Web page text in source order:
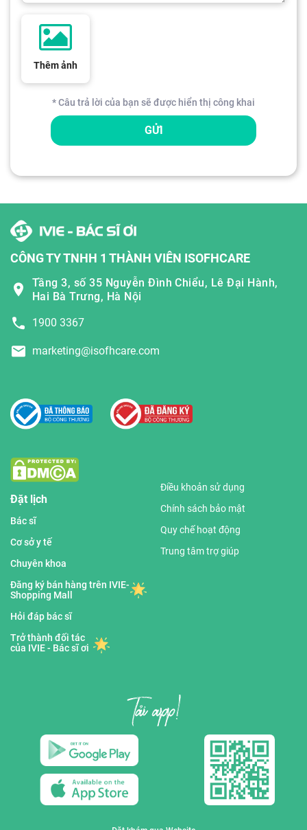
Thêm ảnh
* Câu trả lời của bạn sẽ được hiển thị công khai
GỬI
CÔNG TY TNHH 1 THÀNH VIÊN ISOFHCARE
Tầng 3, số 35 Nguyễn Đình Chiểu, Lê Đại Hành,
Hai Bà Trưng, Hà Nội
1900 3367
marketing@isofhcare.com
Đặt lịch
Bác sĩ
Cơ sở y tế
Chuyên khoa
Đăng ký bán hàng trên IVIE-
Shopping Mall
Hỏi đáp bác sĩ
Trở thành đối tác
của IVIE - Bác sĩ ơi
Điều khoản sử dụng
Chính sách bảo mật
Quy chế hoạt động
Trung tâm trợ giúp